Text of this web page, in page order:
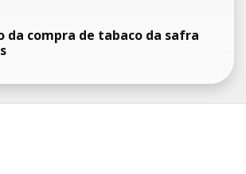
da compra de tabaco da safra